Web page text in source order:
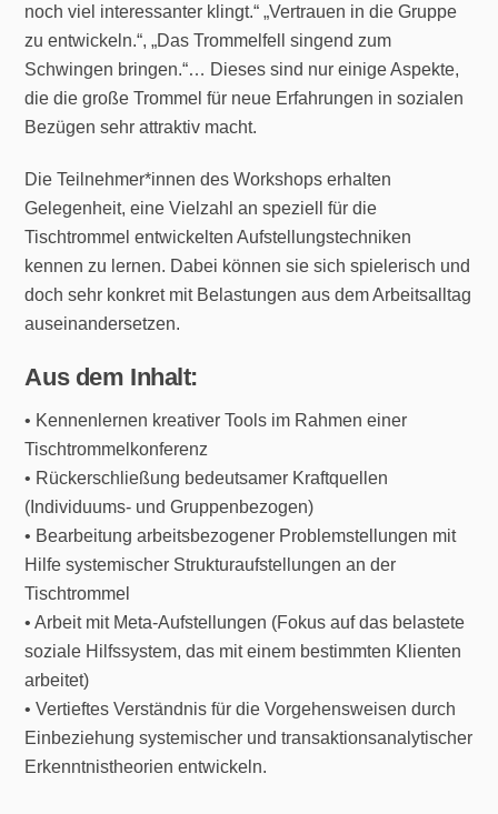
noch viel interessanter klingt.“ „Vertrauen in die Gruppe
zu entwickeln.“, „Das Trommelfell singend zum
Schwingen bringen.“… Dieses sind nur einige Aspekte,
die die große Trommel für neue Erfahrungen in sozialen
Bezügen sehr attraktiv macht.
Die Teilnehmer*innen des Workshops erhalten
Gelegenheit, eine Vielzahl an speziell für die
Tischtrommel entwickelten Aufstellungstechniken
kennen zu lernen. Dabei können sie sich spielerisch und
doch sehr konkret mit Belastungen aus dem Arbeitsalltag
auseinandersetzen.
Aus dem Inhalt:
• Kennenlernen kreativer Tools im Rahmen einer
Tischtrommelkonferenz
• Rückerschließung bedeutsamer Kraftquellen
(Individuums- und Gruppenbezogen)
• Bearbeitung arbeitsbezogener Problemstellungen mit
Hilfe systemischer Strukturaufstellungen an der
Tischtrommel
• Arbeit mit Meta-Aufstellungen (Fokus auf das belastete
soziale Hilfssystem, das mit einem bestimmten Klienten
arbeitet)
• Vertieftes Verständnis für die Vorgehensweisen durch
Einbeziehung systemischer und transaktionsanalytischer
Erkenntnistheorien entwickeln.